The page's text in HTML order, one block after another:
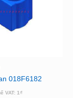
018F6182
VAT: 1₫